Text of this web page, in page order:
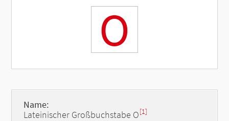
O
Name:
Lateinischer Großbuchstabe O[1]